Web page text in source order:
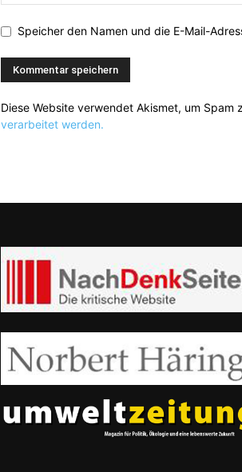
Speicher den Namen und die E-Mail-
Diese Website verwendet Akismet, um Spam
verarbeitet werden.